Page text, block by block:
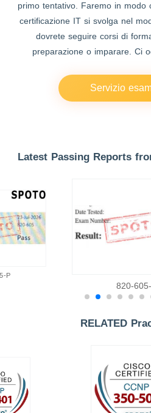
primo tentativo. Faremo in modo
certificazione IT si svolga nel
dovrete seguire corsi di
preparazione o imparare. Ci
Servizio
Latest Passing Reports
P
820-
RELATED